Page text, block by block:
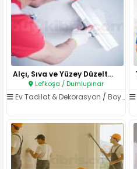
Alçı, Sıva ve Yüzey Düzeltme H..
Lefkoşa / Dumlupınar
Ev Tadilat & Dekorasyon / Boya & Badana